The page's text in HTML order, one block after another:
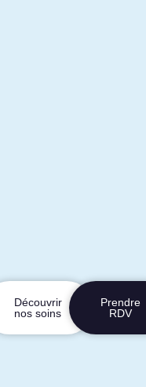
Découvrir
nos soins
Prendre
RDV